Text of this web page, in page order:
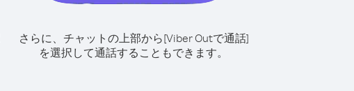
さらに、チャットの上部から[Viber Outで通話]
を選択して通話することもできます。